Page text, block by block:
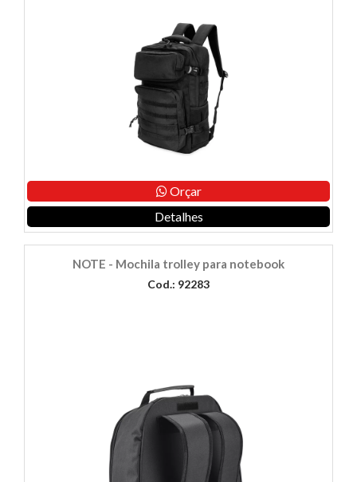
Orçar
Detalhes
NOTE - Mochila trolley para notebook
Cod.: 92283